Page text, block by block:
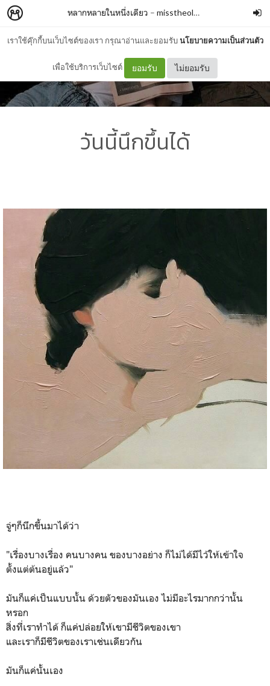
เราใช้คุ๊กกี้บนเว็บไซต์ของเรา กรุณาอ่านและยอมรับนโยบายความเป็นส่วนตัว
เพื่อใช้บริการเว็บไซต์ ยอมรับ ไม่ยอมรับ
หลากหลายในหนึ่งเดียว – misstheoldone
วันนี้นึกขึ้นได้
จู่ๆก็นึกขึ้นมาได้ว่า
"เรื่องบางเรื่อง คนบางคน ของบางอย่าง ก็ไม่ได้มีไว้ให้เข้าใจ
ตั้งแต่ต้นอยู่แล้ว"
มันก็แค่เป็นแบบนั้น ด้วยตัวของมันเอง ไม่มีอะไรมากกว่านั้น
หรอก
สิ่งที่เราทำได้ ก็แค่ปล่อยให้เขามีชีวิตของเขา
และเราก็มีชีวิตของเราเช่นเดียวกัน
มันก็แค่นั้นเอง